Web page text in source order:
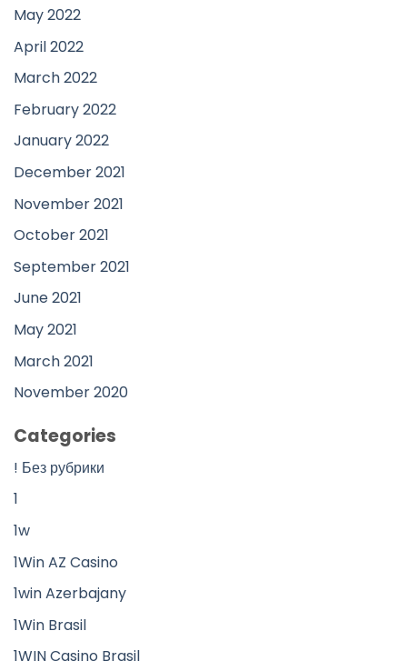
May 2022
April 2022
March 2022
February 2022
January 2022
December 2021
November 2021
October 2021
September 2021
June 2021
May 2021
March 2021
November 2020
Categories
! Без рубрики
1
1w
1Win AZ Casino
1win Azerbajany
1Win Brasil
1WIN Casino Brasil